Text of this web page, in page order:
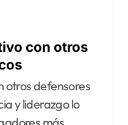
con otros
otros defensores
y liderazgo lo